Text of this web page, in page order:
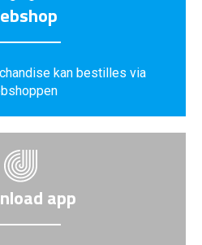
kan bestilles via
app